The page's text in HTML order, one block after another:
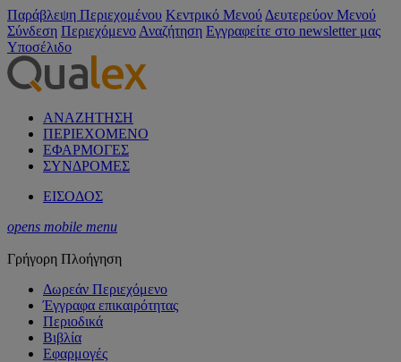
Παράβλεψη Περιεχομένου Κεντρικό Μενού Δευτερεύον Μενού
Σύνδεση Περιεχόμενο Αναζήτηση Εγγραφείτε στο newsletter μας
Υποσέλιδο
ΑΝΑΖΗΤΗΣΗ
ΠΕΡΙΕΧΟΜΕΝΟ
ΕΦΑΡΜΟΓΕΣ
ΣΥΝΔΡΟΜΕΣ
ΕΙΣΟΔΟΣ
opens mobile menu
Γρήγορη Πλοήγηση
Δωρεάν Περιεχόμενο
Έγγραφα επικαιρότητας
Περιοδικά
Βιβλία
Εφαρμογές